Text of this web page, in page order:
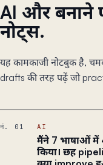
AI और बनाने
नोट्स.
यह कामकाजी नोटबुक है,
drafts की तरह पढ़ें जो
नं. 01 AI
मैंने 7 भाषाओं में
किया। छह